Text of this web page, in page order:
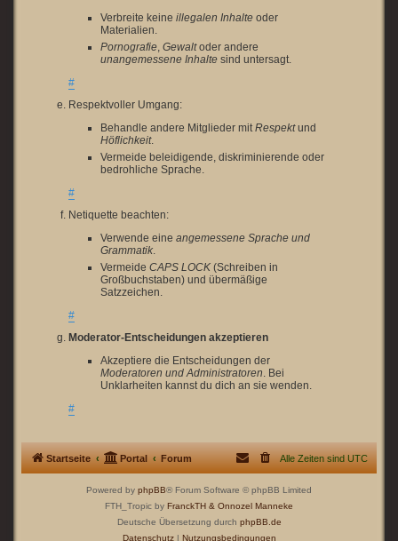
Verbreite keine illegalen Inhalte oder
Materialien.
Pornografie Gewaltoder andere
unangemessene Inhalte sind untersagt.
#
Respektvoller Umgang:
Behandle andere Mitglieder mit Respektund
Höflichkeit.
Vermeide beleidigende, diskriminierende oder
bedrohliche Sprache.
#
Netiquette beachten:
Verwende eine angemessene Sprache und
Grammatik
Vermeide CAPS LOCK (Schreiben in
Großbuchstaben) und übermäßige
Satzzeichen.
#
Moderator-Entscheidungen akzeptieren
Akzeptiere die Entscheidungen der
Moderatoren und Administratoren . Bei
Unklarheiten kannst du dich an sie wenden.
#
Startseite Portal Forum Alle Zeiten sind UTC
Powered by phpBB® Forum Software © phpBB Limited
FTH_Tropic by FranckTH & Onnozel Manneke
Deutsche Übersetzung durch phpBB.de
Datenschutz| Nutzungsbedingungen